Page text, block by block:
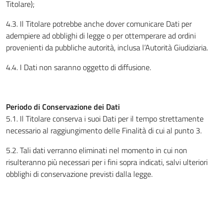
Titolare);
4.3. Il Titolare potrebbe anche dover comunicare Dati per
adempiere ad obblighi di legge o per ottemperare ad ordini
provenienti da pubbliche autorità, inclusa l’Autorità Giudiziaria.
4.4. I Dati non saranno oggetto di diffusione.
Periodo di Conservazione dei Dati
5.1. Il Titolare conserva i suoi Dati per il tempo strettamente
necessario al raggiungimento delle Finalità di cui al punto 3.
5.2. Tali dati verranno eliminati nel momento in cui non
risulteranno più necessari per i fini sopra indicati, salvi ulteriori
obblighi di conservazione previsti dalla legge.